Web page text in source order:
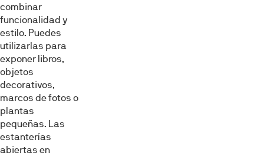
combinar
funcionalidad y
estilo. Puedes
utilizarlas para
exponer libros,
objetos
decorativos,
marcos de fotos o
plantas
pequeñas. Las
estanterías
abiertas en